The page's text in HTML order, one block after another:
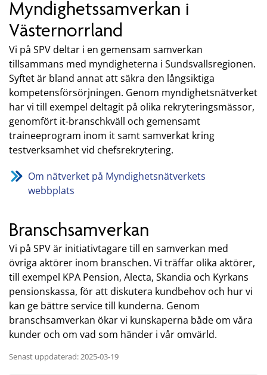
Myndighetssamverkan i
Västernorrland
Vi på SPV deltar i en gemensam samverkan
tillsammans med myndigheterna i Sundsvallsregionen.
Syftet är bland annat att säkra den långsiktiga
kompetensförsörjningen. Genom myndighetsnätverket
har vi till exempel deltagit på olika rekryteringsmässor,
genomfört it-branschkväll och gemensamt
traineeprogram inom it samt samverkat kring
testverksamhet vid chefsrekrytering.
Om nätverket på Myndighetsnätverkets
webbplats
Branschsamverkan
Vi på SPV är initiativtagare till en samverkan med
övriga aktörer inom branschen. Vi träffar olika aktörer,
till exempel KPA Pension, Alecta, Skandia och Kyrkans
pensionskassa, för att diskutera kundbehov och hur vi
kan ge bättre service till kunderna. Genom
branschsamverkan ökar vi kunskaperna både om våra
kunder och om vad som händer i vår omvärld.
Senast uppdaterad: 2025-03-19